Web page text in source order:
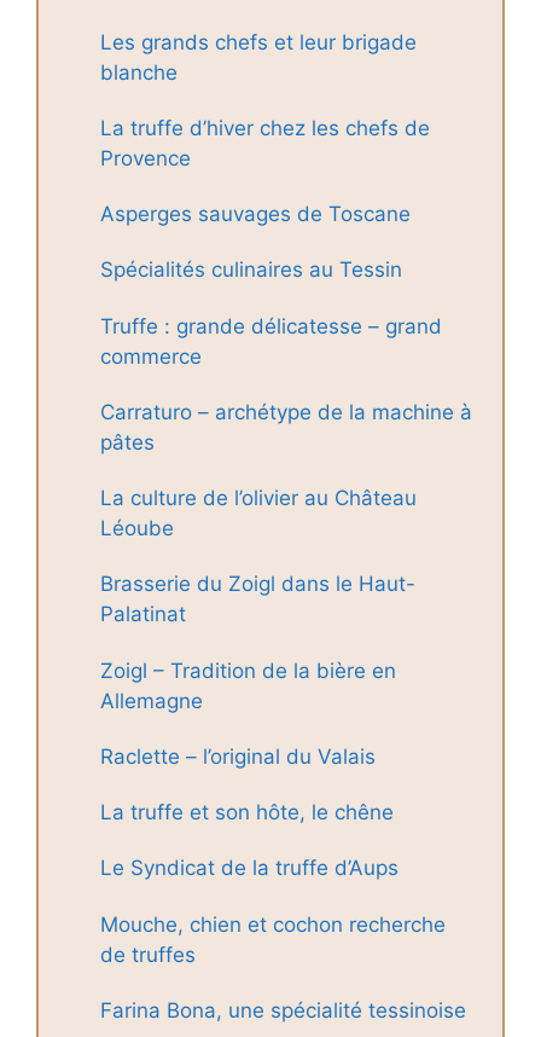
Les grands chefs et leur brigade
blanche
La truffe d’hiver chez les chefs de
Provence
Asperges sauvages de Toscane
Spécialités culinaires au Tessin
Truffe : grande délicatesse – grand
commerce
Carraturo – archétype de la machine à
pâtes
La culture de l’olivier au Château
Léoube
Brasserie du Zoigl dans le Haut-
Palatinat
Zoigl – Tradition de la bière en
Allemagne
Raclette – l’original du Valais
La truffe et son hôte, le chêne
Le Syndicat de la truffe d’Aups
Mouche, chien et cochon recherche
de truffes
Farina Bona, une spécialité tessinoise